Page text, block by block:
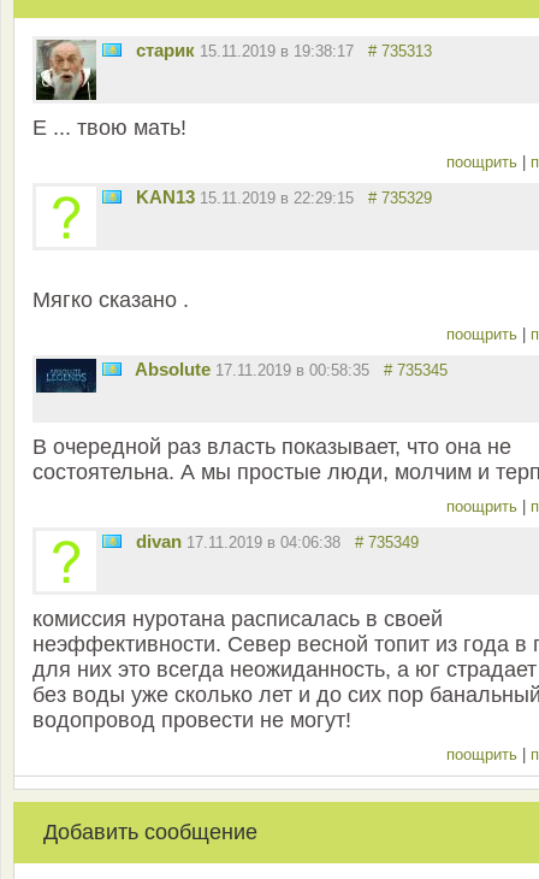
старик 15.11.2019 в 19:38:17 # 735313
Е ... твою мать!
поощрить |
KAN13 15.11.2019 в 22:29:15 # 735329
Мягко сказано .
поощрить |
Absolute 17.11.2019 в 00:58:35 # 735345
В очередной раз власть показывает, что она не
состоятельна. А мы простые люди, молчим и
поощрить |
divan 17.11.2019 в 04:06:38 # 735349
комиссия нуротана расписалась в своей
неэффективности. Север весной топит из года в
для них это всегда неожиданность, а юг страдает
без воды уже сколько лет и до сих пор
водопровод провести не могут!
поощрить |
Добавить сообщение